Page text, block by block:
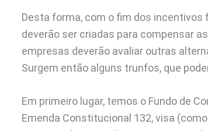
Desta forma, com o fim dos
deverão ser criadas para compensar
empresas deverão avaliar outras
Surgem então alguns trunfos, que
Em primeiro lugar, temos o Fundo de
Emenda Constitucional 132, visa